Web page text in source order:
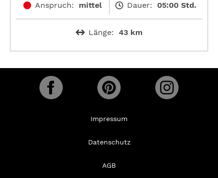
Anspruch: mittel Dauer: 05:00 Std.
Länge: 43 km
Impressum
Datenschutz
AGB